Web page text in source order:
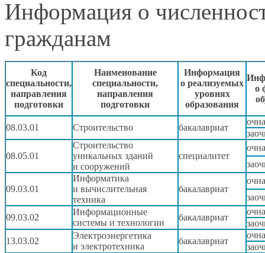
Информация о
гражданам
Код
специальности,
направления
подготовки
Наименование
специальности,
направления
подготовки
Информация
о реализуемых
уровнях
образования
о
08.03.01 Строительство бакалавриат
08.05.01
Строительство
уникальных зданий
и сооружений
специалитет
09.03.01
Информатика
и вычислительная
техника
бакалавриат
09.03.02
Информационные
системы и технологии
бакалавриат
13.03.02
Электроэнергетика
и электротехника
бакалавриат